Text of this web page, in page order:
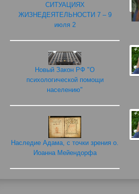
СИТУАЦИЯХ
ЖИЗНЕДЕЯТЕЛЬНОСТИ 7 – 9
июля 2
Новый Закон РФ "О
психологической помощи
населению"
Наследие Адама, с точки зрения о.
Иоанна Мейендорфа